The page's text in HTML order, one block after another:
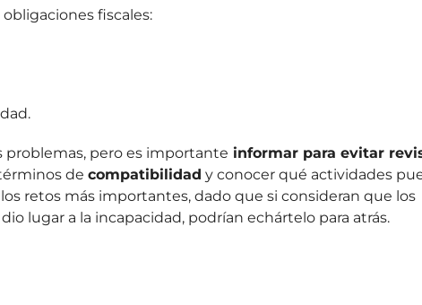
fiscales:
problemas, pero es importante informar para evitar
de compatibilidad y conocer qué actividades
retos más importantes, dado que si consideran que los
lugar a la incapacidad, podrían echártelo para atrás.